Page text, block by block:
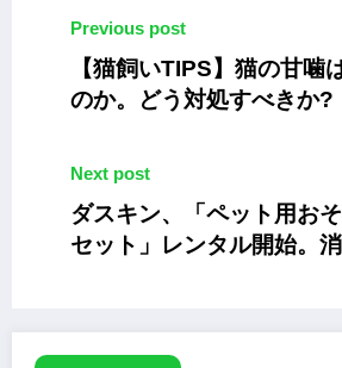
Previous post
【猫飼いTIPS】猫の甘噛
のか。どう対処すべきか?
Next post
ダスキン、「ペット用お
セット」レンタル開始。